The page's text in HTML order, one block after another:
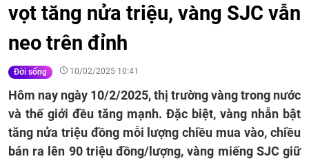
vọt tăng nửa triệu, vàng SJC vẫn
neo trên đỉnh
Đời sống 10/02/2025 10:41
Hôm nay ngày 10/2/2025, thị trường vàng trong nước
và thế giới đều tăng mạnh. Đặc biệt, vàng nhẫn bật
tăng nửa triệu đồng mỗi lượng chiều mua vào, chiều
bán ra lên 90 triệu đồng/lượng, vàng miếng SJC giữ